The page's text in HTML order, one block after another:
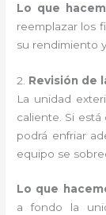
Lo que
reemplazar los
su rendimiento
2. Revisión de
La unidad
caliente. Si
podrá enfriar
equipo se
Lo que
a fondo la